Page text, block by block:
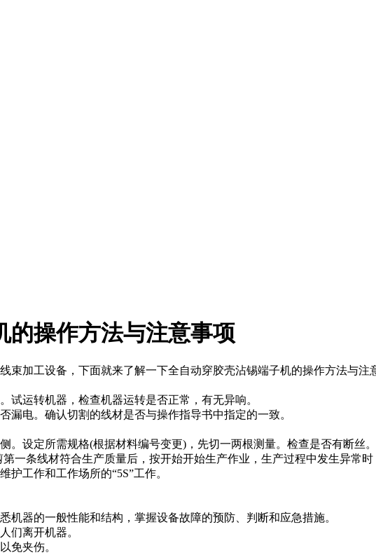
的操作方法与注意事项
加工设备，下面就来了解一下全自动穿胶壳沾锡端子机的操作方法与注
运转机器，检查机器运转是否正常，有无异响。
电。确认切割的线材是否与操作指导书中指定的一致。
设定所需规格(根据材料编号变更)，先切一两根测量。检查是否有断丝。
条线材符合生产质量后，按开始开始生产作业，生产过程中发生异常时
工作和工作场所的“5S”工作。
器的一般性能和结构，掌握设备故障的预防、判断和应急措施。
离开机器。
免夹伤。